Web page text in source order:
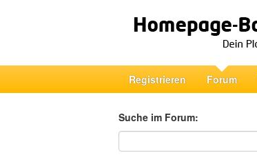
Registrieren Forum
Suche im Forum:
Suche im Forum